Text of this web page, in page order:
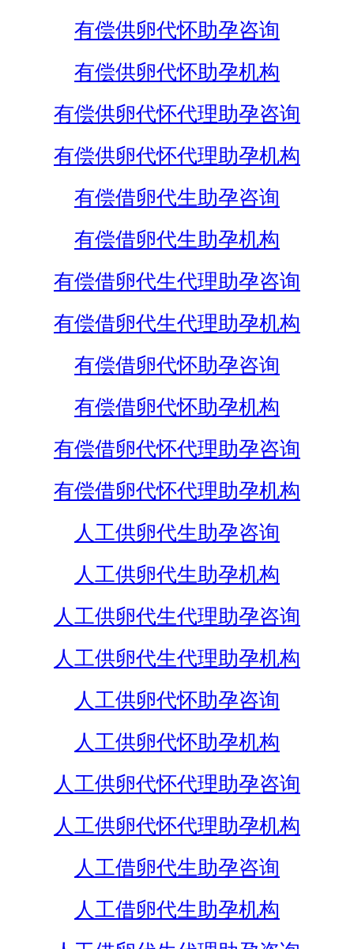
有偿供卵代怀助孕咨询
有偿供卵代怀助孕机构
有偿供卵代怀代理助孕咨询
有偿供卵代怀代理助孕机构
有偿借卵代生助孕咨询
有偿借卵代生助孕机构
有偿借卵代生代理助孕咨询
有偿借卵代生代理助孕机构
有偿借卵代怀助孕咨询
有偿借卵代怀助孕机构
有偿借卵代怀代理助孕咨询
有偿借卵代怀代理助孕机构
人工供卵代生助孕咨询
人工供卵代生助孕机构
人工供卵代生代理助孕咨询
人工供卵代生代理助孕机构
人工供卵代怀助孕咨询
人工供卵代怀助孕机构
人工供卵代怀代理助孕咨询
人工供卵代怀代理助孕机构
人工借卵代生助孕咨询
人工借卵代生助孕机构